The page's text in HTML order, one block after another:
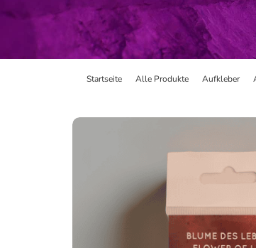
Startseite Alle Produkte Aufkleber